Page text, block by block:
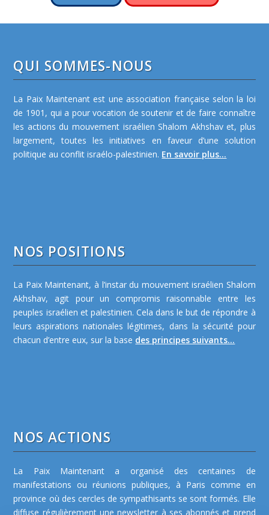
QUI SOMMES-NOUS
La Paix Maintenant est une association française selon la loi
de 1901, qui a pour vocation de soutenir et de faire connaître
les actions du mouvement israélien Shalom Akhshav et, plus
largement, toutes les initiatives en faveur d’une solution
politique au conflit israélo-palestinien. En savoir plus...
NOS POSITIONS
La Paix Maintenant, à l’instar du mouvement israélien Shalom
Akhshav, agit pour un compromis raisonnable entre les
peuples israélien et palestinien. Cela dans le but de répondre à
leurs aspirations nationales légitimes, dans la sécurité pour
chacun d’entre eux, sur la base des principes suivants...
NOS ACTIONS
La Paix Maintenant a organisé des centaines de
manifestations ou réunions publiques, à Paris comme en
province où des cercles de sympathisants se sont formés. Elle
diffuse régulièrement une newsletter à ses abonnés et prend